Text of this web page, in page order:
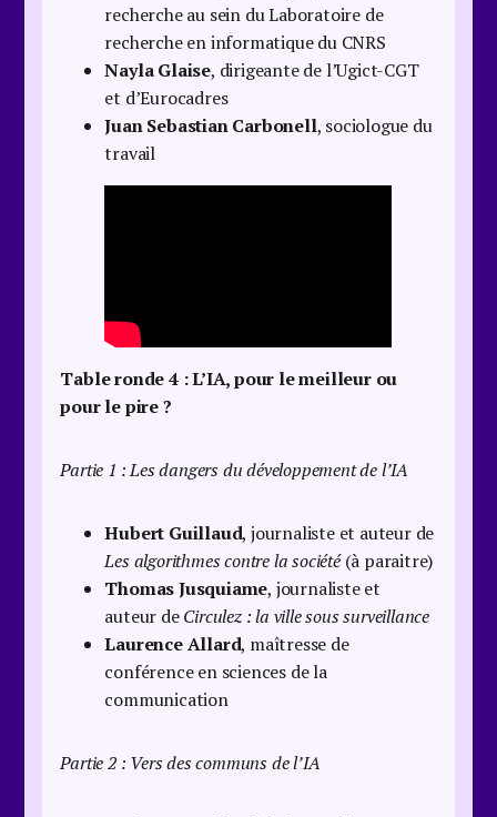
recherche au sein du Laboratoire de
recherche en informatique du CNRS
Nayla Glaise, dirigeante de l’Ugict-CGT
et d’Eurocadres
Juan Sebastian Carbonell, sociologue du
travail
Table ronde 4 :L’IA, pour le meilleur ou
pour le pire ?
Partie 1 : Les dangers du développement de l’IA
Hubert Guillaud, journaliste et auteur de
Les algorithmes contre la société(à paraitre)
Thomas Jusquiame, journaliste et
auteur deCirculez : la ville sous surveillance
Laurence Allard, maîtresse de
conférence en sciences de la
communication
Partie 2 : Vers des communs de l’IA